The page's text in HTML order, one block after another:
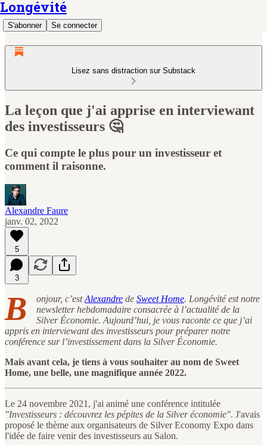
Longévité
S'abonner Se connecter
Lisez sans distraction sur Substack
La leçon que j'ai apprise en interviewant
des investisseurs 🤔
Ce qui compte le plus pour un investisseur et
comment il raisonne.
Alexandre Faure
janv. 02, 2022
5
3
B onjour, c’estAlexandre de Sweet Home. Longévité est notre
newsletter hebdomadaire consacrée à l’actualité de la
Silver Économie. Aujourd’hui, je vous raconte ce que j’ai
appris en interviewant des investisseurs pour préparer notre
conférence sur l’investissement dans la Silver Économie.
Mais avant cela, je tiens à vous souhaiter au nom de Sweet
Home, une belle, une magnifique année 2022.
Le 24 novembre 2021, j'ai animé une conférence intitulée
"Investisseurs : découvrez les pépites de la Silver économie". J'avais
proposé le thème aux organisateurs de Silver Economy Expo dans
l'idée de faire venir des investisseurs au Salon.